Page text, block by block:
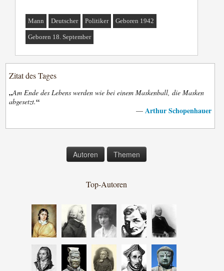
Mann Deutscher Politiker Geboren 1942
Geboren 18. September
Zitat des Tages
„Am Ende des Lebens werden wie bei einem Maskenball, die Masken
abgesetzt.“
— Arthur Schopenhauer
Autoren Themen
Top-Autoren